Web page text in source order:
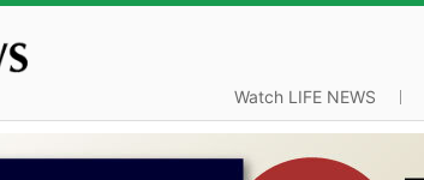
Watch LIFE NEWS